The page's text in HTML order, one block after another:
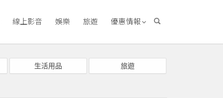
線上影音 娛樂 旅遊 優惠情報
生活用品 旅遊